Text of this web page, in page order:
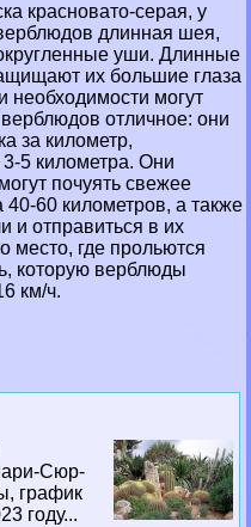
красновато-серая, у
длинная шея,
уши. Длинные
их большие глаза
необходимости могут
отличное: они
за километр,
5 километра. Они
почуять свежее
60 километров, а также
и отправиться в их
место, где прольются
которую верблюды
км/ч.
Сюр-
график
году...